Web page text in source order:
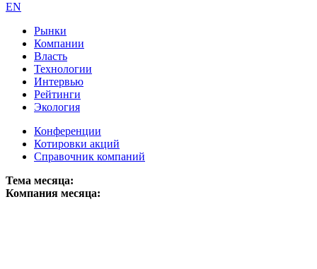
EN
Рынки
Компании
Власть
Технологии
Интервью
Рейтинги
Экология
Конференции
Котировки акций
Справочник компаний
Тема месяца:
Компания месяца: